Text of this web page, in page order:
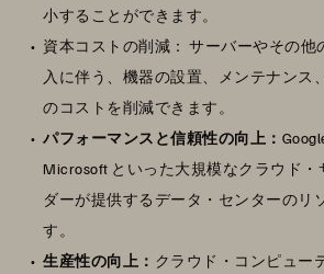
小することができます。
資本コストの削減： サーバーやその他
入に伴う、機器の設置、メンテナンス
のコストを削減できます。
パフォーマンスと信頼性の向上：
Microsoft といった大規模なクラウド・
ダーが提供するデータ・センターのリ
す。
生産性の向上： クラウド・コンピュー